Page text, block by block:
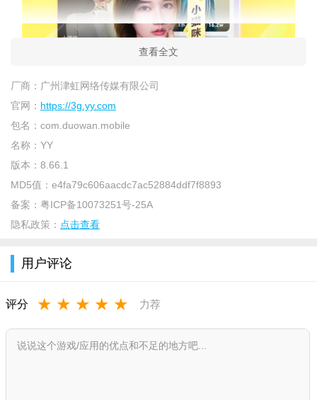
2、全民直播，人人都是大明星，快，拿起你的手机开播
查看全文
厂商： 广州津虹网络传媒有限公司
官网： https://3g.yy.com
包名： com.duowan.mobile
名称： YY
版本： 8.66.1
MD5值： e4fa79c606aacdc7ac52884ddf7f8893
备案： 粤ICP备10073251号-25A
隐私政策： 点击查看
用户评论
评分 ★ ★ ★ ★ ★ 力荐